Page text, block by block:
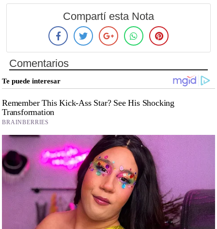
Compartí esta Nota
Comentarios